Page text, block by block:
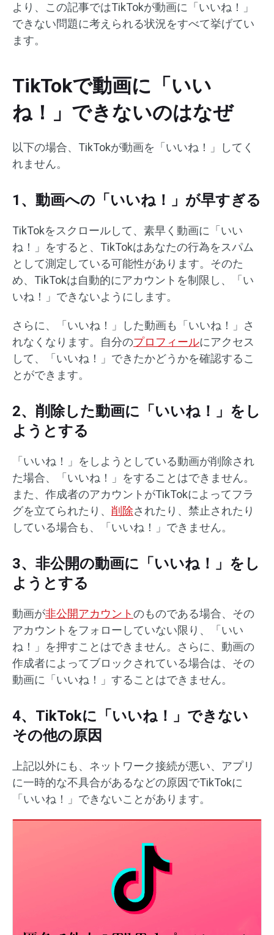
より、この記事ではTikTokが動画に「いいね！」
できない問題に考えられる状況をすべて挙げてい
ます。
TikTokで動画に「いい
ね！」できないのはなぜ
以下の場合、TikTokが動画を「いいね！」してく
れません。
1、動画への「いいね！」が早すぎる
TikTokをスクロールして、素早く動画に「いい
ね！」をすると、TikTokはあなたの行為をスパム
として測定している可能性があります。そのた
め、TikTokは自動的にアカウントを制限し、「い
いね！」できないようにします。
さらに、「いいね！」した動画も「いいね！」さ
れなくなります。自分のプロフィールにアクセス
して、「いいね！」できたかどうかを確認するこ
とができます。
2、削除した動画に「いいね！」をし
ようとする
「いいね！」をしようとしている動画が削除され
た場合、「いいね！」をすることはできません。
また、作成者のアカウントがTikTokによってフラ
グを立てられたり、 削除されたり、禁止されたり
している場合も、「いいね！」できません。
3、非公開の動画に「いいね！」をし
ようとする
動画が非公開アカウントのものである場合、その
アカウントをフォローしていない限り、「いい
ね！」を押すことはできません。さらに、動画の
作成者によってブロックされている場合は、その
動画に「いいね！」することはできません。
4、TikTokに「いいね！」できない
その他の原因
上記以外にも、ネットワーク接続が悪い、アプリ
に一時的な不具合があるなどの原因でTikTokに
「いいね！」できないことがあります。